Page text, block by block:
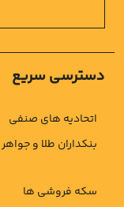
دسترسی سریع
اتحادیه های صنفی
بنکداران طلا و جواهر
سکه فروشی ها